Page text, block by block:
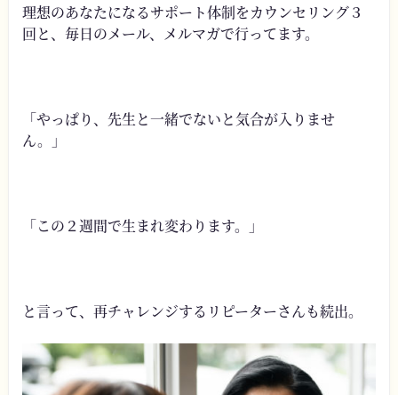
理想のあなたになるサポート体制をカウンセリング３
回と、毎日のメール、メルマガで行ってます。
「やっぱり、先生と一緒でないと気合が入りませ
ん。」
「この２週間で生まれ変わります。」
と言って、再チャレンジするリピーターさんも続出。